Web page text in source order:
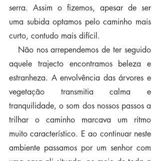
serra. Assim o fizemos, apesar de ser
uma subida optamos pelo caminho mais
curto, contudo mais difícil.
aquele trajecto encontramos beleza e
estranheza. A envolvência das árvores e
vegetação transmitia calma e
tranquilidade, o som dos nossos passos a
trilhar o caminho marcava um ritmo
muito característico. E ao continuar neste
ambiente passamos por um senhor com